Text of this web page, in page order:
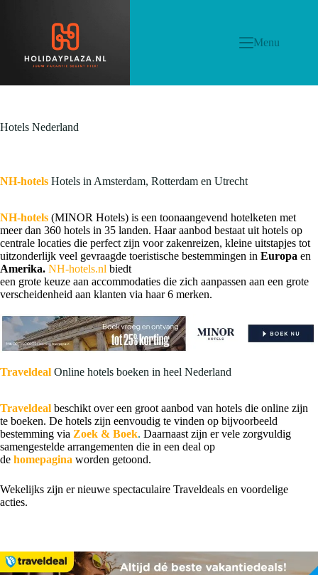
Menu
Hotels Nederland
NH-hotels Hotels in Amsterdam, Rotterdam en Utrecht
NH-hotels (MINOR Hotels) is een toonaangevend hotelketen met
meer dan 360 hotels in 35 landen. Haar aanbod bestaat uit hotels op
centrale locaties die perfect zijn voor zakenreizen, kleine uitstapjes tot
uitzonderlijk veel gevraagde toeristische bestemmingen in Europa en
Amerika. NH-hotels.nl biedt
een grote keuze aan accommodaties die zich aanpassen aan een grote
verscheidenheid aan klanten via haar 6 merken.
Traveldeal Online hotels boeken in heel Nederland
Traveldeal beschikt over een groot aanbod van hotels die online zijn
te boeken. De hotels zijn eenvoudig te vinden op bijvoorbeeld
bestemming via Zoek & Boek. Daarnaast zijn er vele zorgvuldig
samengestelde arrangementen die in een deal op
de homepagina worden getoond.
Wekelijks zijn er nieuwe spectaculaire Traveldeals en voordelige
acties.